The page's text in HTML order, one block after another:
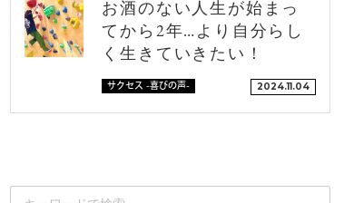
お酒のない人生が始まっ
てから2年…より自分らし
く生きていきたい！
サクセス -喜びの声- 2024.11.04